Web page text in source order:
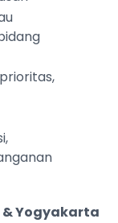
& Yogyakarta